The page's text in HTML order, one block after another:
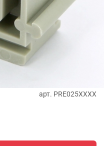
арт. PRE025XXXX